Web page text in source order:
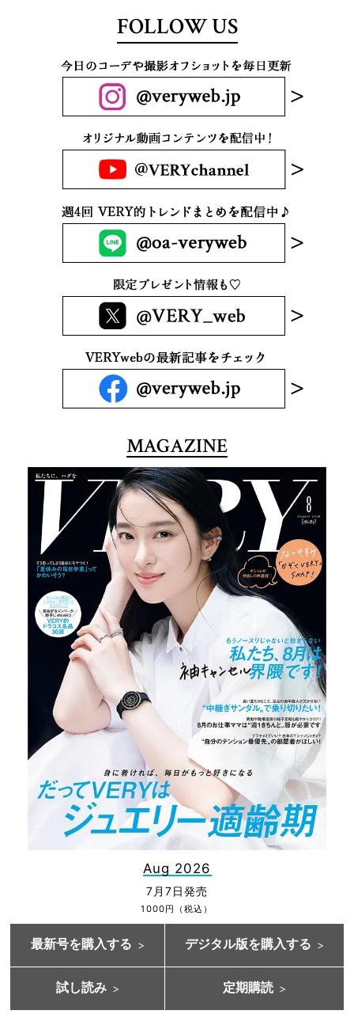
FOLLOW US
MAGAZINE
Aug 2026
7月7日発売
1000円（税込）
最新号を購入する デジタル版を購入する
試し読み 定期購読